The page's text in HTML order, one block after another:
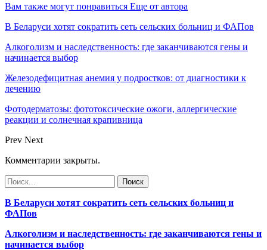
Вам также могут понравиться Еще от автора
В Беларуси хотят сократить сеть сельских больниц и ФАПов
Алкоголизм и наследственность: где заканчиваются гены и
начинается выбор
Железодефицитная анемия у подростков: от диагностики к
лечению
Фотодерматозы: фототоксические ожоги, аллергические
реакции и солнечная крапивница
Prev Next
Комментарии закрыты.
В Беларуси хотят сократить сеть сельских больниц и
ФАПов
Алкоголизм и наследственность: где заканчиваются гены и
начинается выбор